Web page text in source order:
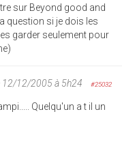
sur Beyond good and
question si je dois les
garder seulement pour
12/12/2005 à 5h24 #25032
Quelqu'un a t il un